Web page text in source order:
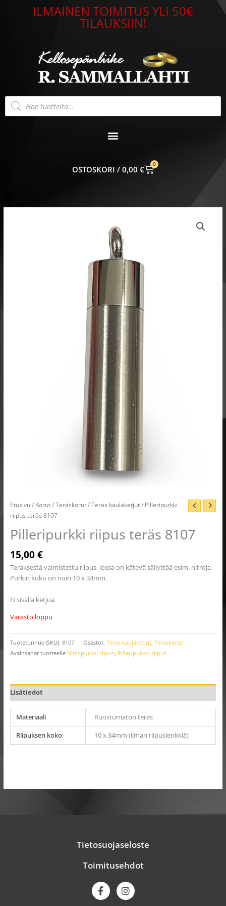
ILMAINEN TOIMITUS YLI 50€
TILAUKSIIN!
Products
search
0,00 €
0
CART
Etusivu/ Korut/Teräskorut/Teräs kaulaketjut/ Pilleripurkki
riipus teräs 8107
Pilleripurkki riipus teräs 8107
15,00€
Teräksestä valmistettu riipus, jossa on kätevä säilyttää esim. nitroja.
Purkin koko on noin 10 x 34mm.
Ei sisällä ketjua.
Varasto loppu
Tuotetunnus (SKU): 8107 Osastot: Teräs kaulaketjut, Teräskorut
Avainsanat tuotteelle Nitropurkki riipus, Pilleripurkki riipus
Lisätiedot
Materiaali
Ruostumaton teräs
Riipuksen koko
10 x 34mm (ilman riipuslenkkiä)
Tietosuojaseloste
Toimitusehdot
F
a
I
n